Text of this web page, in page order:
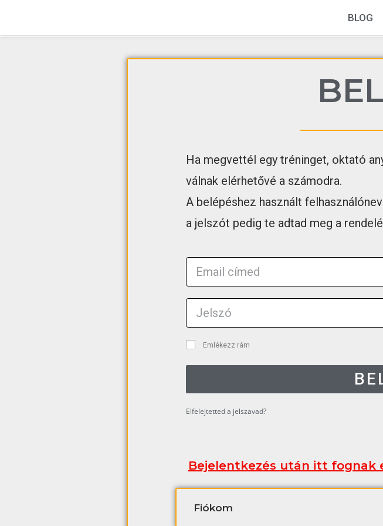
BLOG
Ha megvettél egy tréninget, oktató
válnak elérhetővé a számodra.
A belépéshez használt
a jelszót pedig te adtad meg a
Emlékezz rám
Elfelejtetted a jelszavad?
Bejelentkezés után itt fognak
Fiókom